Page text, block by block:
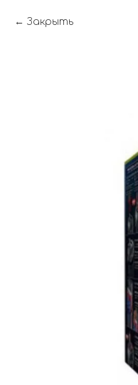
Закрыть